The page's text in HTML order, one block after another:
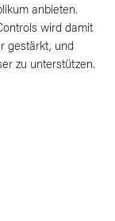
anbieten.
wird damit
gestärkt, und
zu unterstützen.